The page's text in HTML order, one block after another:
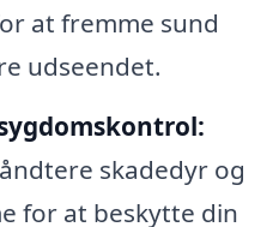
at fremme sund
udseendet.
skadedyr og
for at beskytte din